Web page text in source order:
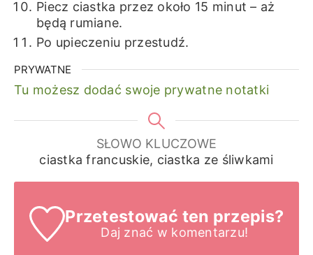
Piecz ciastka przez około 15 minut – aż
będą rumiane.
Po upieczeniu przestudź.
PRYWATNE
Tu możesz dodać swoje prywatne notatki
SŁOWO KLUCZOWE
ciastka francuskie, ciastka ze śliwkami
Przetestować ten przepis?
Daj znać w komentarzu!